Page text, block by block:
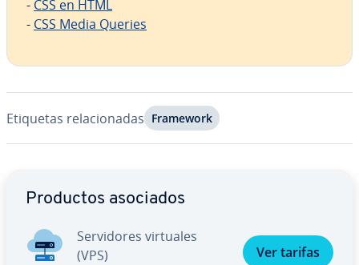
- CSS en HTML
- CSS Media Queries
Etiquetas re­la­cio­na­das Framework
Productos asociados
Se­r­vi­do­res virtuales
(VPS)
Ver tarifas